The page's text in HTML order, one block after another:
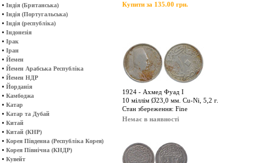
• Індія (Британська)
• Індія (Португальська)
• Індія (республіка)
• Індонезія
• Ірак
• Іран
• Йемен
• Йемен Арабська Республіка
• Йемен НДР
• Йорданія
• Камбоджа
• Катар
• Катар та Дубай
• Китай
• Китай (КНР)
• Корея Південна (Республіка Корея)
• Корея Північна (КНДР)
• Кувейт
Купити за 135.00 грн.
1924 - Ахмед Фуад I
10 міллім Ø23,0 мм. Cu-Ni, 5,2 г.
Стан збереження: Fine
Немає в наявності